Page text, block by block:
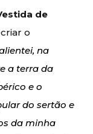
de
o
na
a terra da
e o
do sertão e
da minha